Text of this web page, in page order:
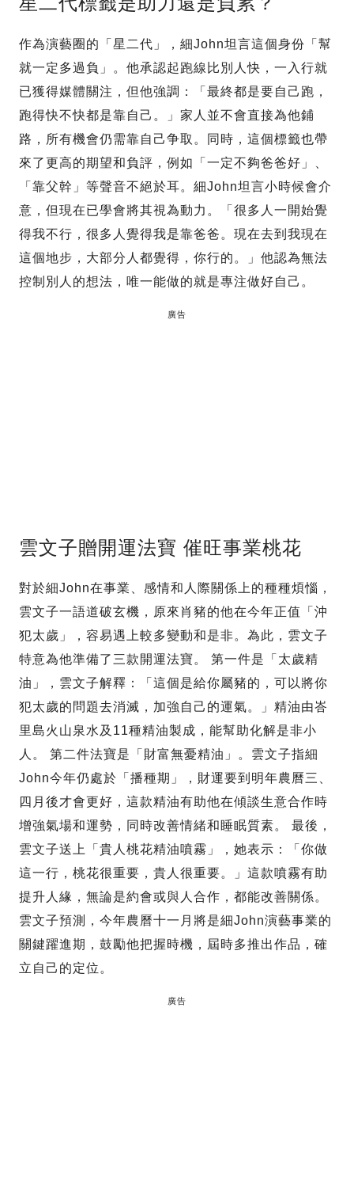
作為演藝圈的「星二代」，細John坦言這個身份「幫
就一定多過負」。他承認起跑線比別人快，一入行就
已獲得媒體關注，但他強調：「最終都是要自己跑，
跑得快不快都是靠自己。」家人並不會直接為他鋪
路，所有機會仍需靠自己争取。同時，這個標籤也帶
來了更高的期望和負評，例如「一定不夠爸爸好」、
「靠父幹」等聲音不絕於耳。細John坦言小時候會介
意，但現在已學會將其視為動力。「很多人一開始覺
得我不行，很多人覺得我是靠爸爸。現在去到我現在
這個地步，大部分人都覺得，你行的。」他認為無法
控制別人的想法，唯一能做的就是專注做好自己。
廣告
雲文子贈開運法寶 催旺事業桃花
對於細John在事業、感情和人際關係上的種種煩惱，
雲文子一語道破玄機，原來肖豬的他在今年正值「沖
犯太歲」，容易遇上較多變動和是非。為此，雲文子
特意為他準備了三款開運法寶。 第一件是「太歲精
油」，雲文子解釋：「這個是給你屬豬的，可以將你
犯太歲的問題去消滅，加強自己的運氣。」精油由峇
里島火山泉水及11種精油製成，能幫助化解是非小
人。 第二件法寶是「財富無憂精油」。雲文子指細
John今年仍處於「播種期」，財運要到明年農曆三、
四月後才會更好，這款精油有助他在傾談生意合作時
增強氣場和運勢，同時改善情緒和睡眠質素。 最後，
雲文子送上「貴人桃花精油噴霧」，她表示：「你做
這一行，桃花很重要，貴人很重要。」這款噴霧有助
提升人緣，無論是約會或與人合作，都能改善關係。
雲文子預測，今年農曆十一月將是細John演藝事業的
關鍵躍進期，鼓勵他把握時機，屆時多推出作品，確
立自己的定位。
廣告